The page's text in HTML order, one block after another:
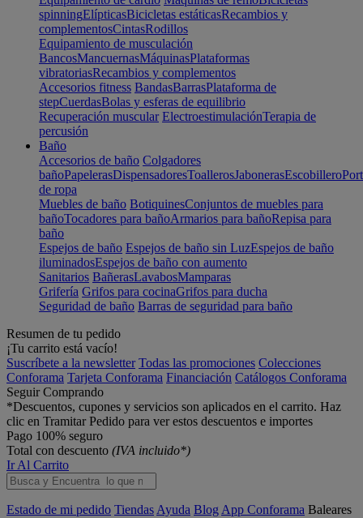
spinningElípticasBicicletas estáticasRecambios y
complementosCintasRodillos
Equipamiento de musculación
BancosMancuernasMáquinasPlataformas
vibratoriasRecambios y complementos
Accesorios fitness BandasBarrasPlataforma de
stepCuerdasBolas y esferas de equilibrio
Recuperación muscular ElectroestimulaciónTerapia de
percusión
Baño
Accesorios de baño Colgadores
bañoPapelerasDispensadoresToallerosJabonerasEscobillero
de ropa
Muebles de baño BotiquinesConjuntos de muebles para
bañoTocadores para bañoArmarios para bañoRepisa para
baño
Espejos de baño Espejos de baño sin LuzEspejos de baño
iluminadosEspejos de baño con aumento
Sanitarios BañerasLavabosMamparas
Grifería Grifos para cocinaGrifos para ducha
Seguridad de baño Barras de seguridad para baño
Resumen de tu pedido
¡Tu carrito está vacío!
Suscríbete a la newsletter Todas las promociones Colecciones
Conforama Tarjeta Conforama Financiación Catálogos Conforama
Seguir Comprando
*Descuentos, cupones y servicios son aplicados en el carrito. Haz
clic en Tramitar Pedido para ver estos descuentos e importes
Pago 100% seguro
Total con descuento (IVA incluido*)
Ir Al Carrito
Estado de mi pedido Tiendas Ayuda Blog App Conforama Baleares